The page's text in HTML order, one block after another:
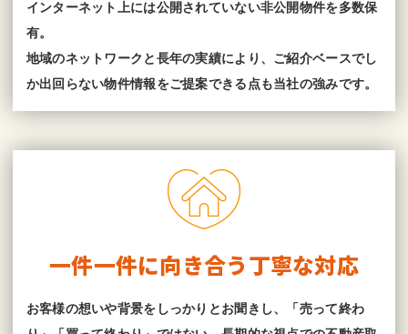
インターネット上には公開されていない非公開物件を多数保
有。
地域のネットワークと長年の実績により、ご紹介ベースでし
か出回らない物件情報をご提案できる点も当社の強みです。
一件一件に向き合う丁寧な対応
お客様の想いや背景をしっかりとお聞きし、「売って終わ